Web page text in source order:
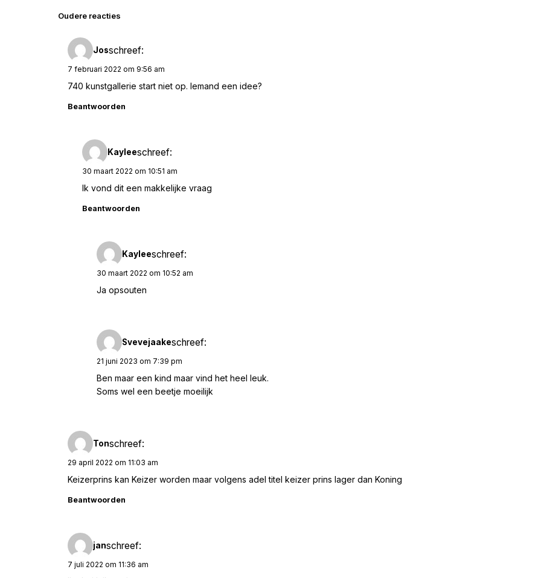
Reacties
navigatie
Oudere reacties
Josschreef:
7 februari 2022 om 9:56 am
740 kunstgallerie start niet op. Iemand een idee?
Beantwoorden
Kayleeschreef:
30 maart 2022 om 10:51 am
Ik vond dit een makkelijke vraag
Beantwoorden
Kayleeschreef:
30 maart 2022 om 10:52 am
Ja opsouten
Svevejaakeschreef:
21 juni 2023 om 7:39 pm
Ben maar een kind maar vind het heel leuk.
Soms wel een beetje moeilijk
Tonschreef:
29 april 2022 om 11:03 am
Keizerprins kan Keizer worden maar volgens adel titel keizer prins lager dan Koning
Beantwoorden
janschreef:
7 juli 2022 om 11:36 am